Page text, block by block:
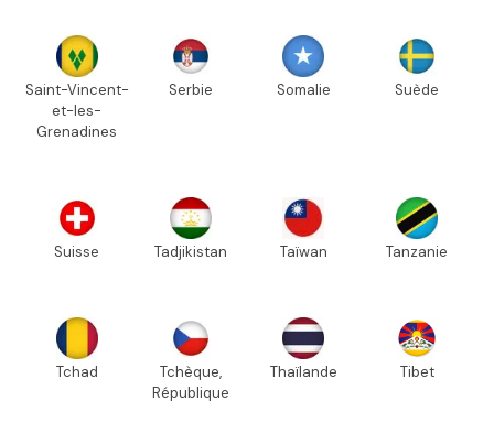
Saint-Vincent-
et-les-
Grenadines
Serbie Somalie Suède
Suisse Tadjikistan Taïwan Tanzanie
Tchad
Tchèque,
République
Thaïlande Tibet